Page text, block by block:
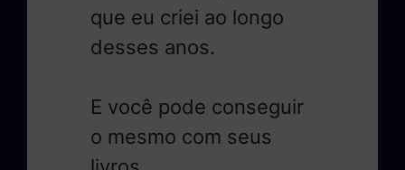
que eu criei ao longo
desses anos.
E você pode conseguir
o mesmo com seus